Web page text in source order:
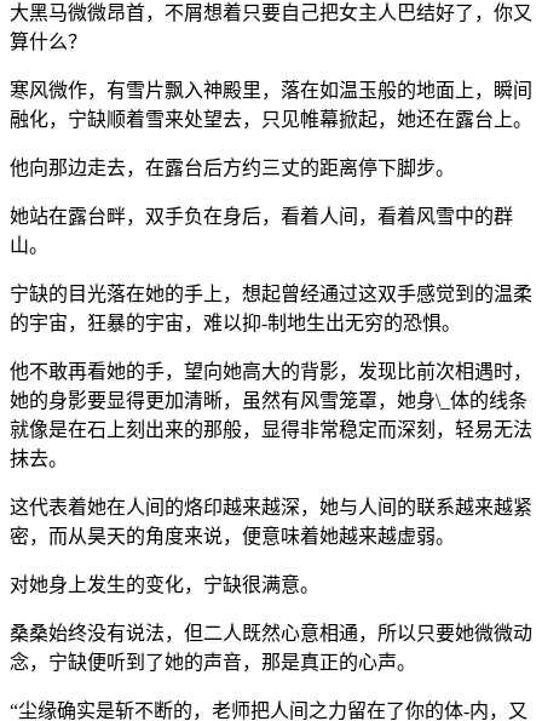
大黑马微微昂首，不屑想着只要自己把女主人巴结好了，你又
算什么？
寒风微作，有雪片飘入神殿里，落在如温玉般的地面上，瞬间
融化，宁缺顺着雪来处望去，只见帷幕掀起，她还在露台上。
他向那边走去，在露台后方约三丈的距离停下脚步。
她站在露台畔，双手负在身后，看着人间，看着风雪中的群
山。
宁缺的目光落在她的手上，想起曾经通过这双手感觉到的温柔
的宇宙，狂暴的宇宙，难以抑-制地生出无穷的恐惧。
他不敢再看她的手，望向她高大的背影，发现比前次相遇时，
她的身影要显得更加清晰，虽然有风雪笼罩，她身\_体的线条
就像是在石上刻出来的那般，显得非常稳定而深刻，轻易无法
抹去。
这代表着她在人间的烙印越来越深，她与人间的联系越来越紧
密，而从昊天的角度来说，便意味着她越来越虚弱。
对她身上发生的变化，宁缺很满意。
桑桑始终没有说法，但二人既然心意相通，所以只要她微微动
念，宁缺便听到了她的声音，那是真正的心声。
“尘缘确实是斩不断的，老师把人间之力留在了你的体-内，又